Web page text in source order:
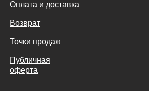
Оплата и доставка
Возврат
Точки продаж
Публичная
оферта